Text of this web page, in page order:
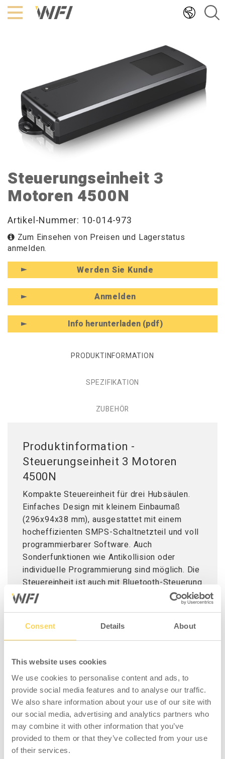
Consent Details About
This website uses cookies
We use cookies to personalise content and ads, to
provide social media features and to analyse our traffic.
We also share information about your use of our site with
our social media, advertising and analytics partners who
may combine it with other information that you’ve
provided to them or that they’ve collected from your use
of their services.
Hoppa
till
Steuerungseinheit 3
Motoren 4500N
Artikel-Nummer: 10-014-973
Zum Einsehen von Preisen und Lagerstatus
anmelden.
Werden Sie Kunde
Anmelden
Info herunterladen (pdf)
PRODUKTINFORMATION
SPEZIFIKATION
ZUBEHÖR
Produktinformation -
Steuerungseinheit 3 Motoren
4500N
Kompakte Steuereinheit für drei Hubsäulen.
Einfaches Design mit kleinem Einbaumaß
(296x94x38 mm), ausgestattet mit einem
hocheffizienten SMPS-Schaltnetzteil und voll
programmierbarer Software. Auch
Sonderfunktionen wie Antikollision oder
individuelle Programmierung sind möglich. Die
Steuereinheit ist auch mit Bluetooth-Steuerung
erhältlich.
Leistung: Max. Ausgangsleistung 32 V DC, 4
Spannung: 120-240 V Wechselstrom 50/60
Hz
Unterbrechung: 10-25%
Stromverbrauch: Standby 0,1 W
Temperaturbereich: +5°C - +45°C
IP-Klasse: IP20